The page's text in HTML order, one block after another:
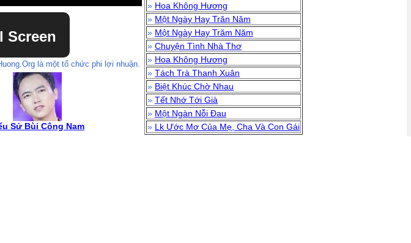
Screen
là một tổ chức phi lợi nhuận.
Sử Bùi Công Nam
» Hoa Không Hương
» Một Ngày Hay Trăn Năm
» Một Ngày Hay Trăm Năm
» Chuyện Tình Nhà Thơ
» Hoa Không Hương
» Tách Trà Thanh Xuân
» Biệt Khúc Chờ Nhau
» Tết Nhớ Tới Già
» Một Ngàn Nỗi Đau
» Lk Ước Mơ Của Mẹ, Cha Và Con Gái